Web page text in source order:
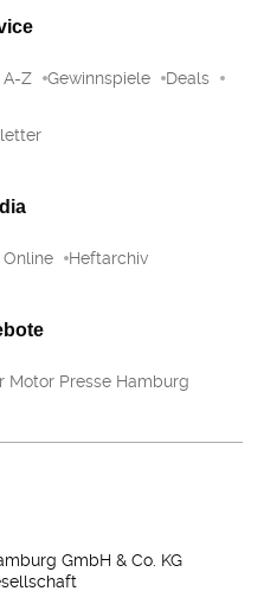
A-Z Gewinnspiele Deals
Heftarchiv
Motor Presse Hamburg
GmbH & Co. KG